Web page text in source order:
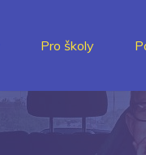
Pro školy